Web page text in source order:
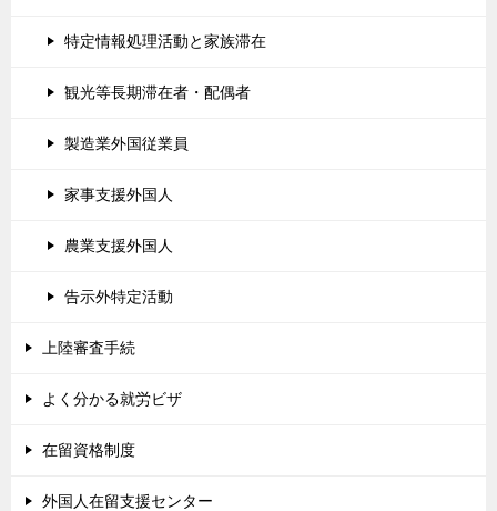
特定情報処理活動と家族滞在
観光等長期滞在者・配偶者
製造業外国従業員
家事支援外国人
農業支援外国人
告示外特定活動
上陸審査手続
よく分かる就労ビザ
在留資格制度
外国人在留支援センター